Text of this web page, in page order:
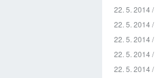
22. 5. 2014 /
22. 5. 2014 /
22. 5. 2014 /
22. 5. 2014 /
22. 5. 2014 /